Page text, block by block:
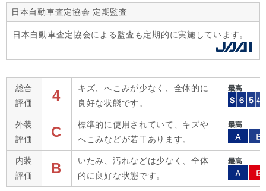
日本自動車査定協会 定期監査
日本自動車査定協会による監査も定期的に実施しています。
総合
評価
4
キズ、へこみが少なく、全体的に
良好な状態です。
外装
評価
C
標準的に使用されていて、キズや
へこみなどが若干あります。
内装
評価
B
いたみ、汚れなどは少なく、全体
的に良好な状態です。